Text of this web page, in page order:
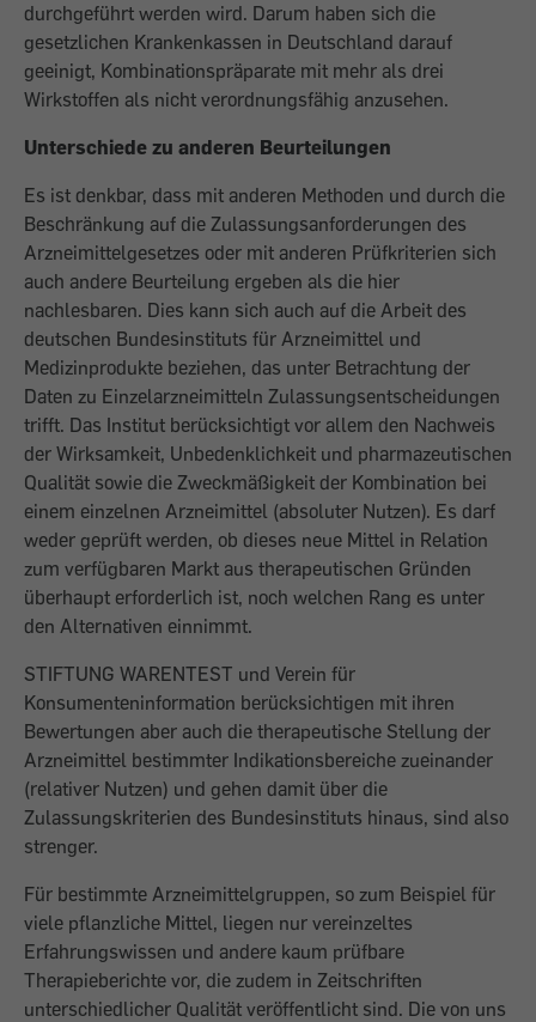
durchgeführt werden wird. Darum haben sich die
gesetzlichen Krankenkassen in Deutschland darauf
geeinigt, Kombinationspräparate mit mehr als drei
Wirkstoffen als nicht verordnungsfähig anzusehen.
Unterschiede zu anderen Beurteilungen
Es ist denkbar, dass mit anderen Methoden und durch die
Beschränkung auf die Zulassungsanforderungen des
Arzneimittelgesetzes oder mit anderen Prüfkriterien sich
auch andere Beurteilung ergeben als die hier
nachlesbaren. Dies kann sich auch auf die Arbeit des
deutschen Bundesinstituts für Arzneimittel und
Medizinprodukte beziehen, das unter Betrachtung der
Daten zu Einzelarzneimitteln Zulassungsentscheidungen
trifft. Das Institut berücksichtigt vor allem den Nachweis
der Wirksamkeit, Unbedenklichkeit und pharmazeutischen
Qualität sowie die Zweckmäßigkeit der Kombination bei
einem einzelnen Arzneimittel (absoluter Nutzen). Es darf
weder geprüft werden, ob dieses neue Mittel in Relation
zum verfügbaren Markt aus therapeutischen Gründen
überhaupt erforderlich ist, noch welchen Rang es unter
den Alternativen einnimmt.
STIFTUNG WARENTEST und Verein für
Konsumenteninformation berücksichtigen mit ihren
Bewertungen aber auch die therapeutische Stellung der
Arzneimittel bestimmter Indikationsbereiche zueinander
(relativer Nutzen) und gehen damit über die
Zulassungskriterien des Bundesinstituts hinaus, sind also
strenger.
Für bestimmte Arzneimittelgruppen, so zum Beispiel für
viele pflanzliche Mittel, liegen nur vereinzeltes
Erfahrungswissen und andere kaum prüfbare
Therapieberichte vor, die zudem in Zeitschriften
unterschiedlicher Qualität veröffentlicht sind. Die von uns